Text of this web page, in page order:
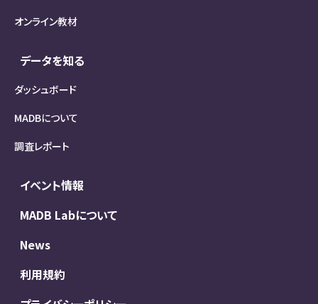
イベント情報
MADB Labについて
News
オンライン教材
データを知る
ダッシュボード
MADBについて
調査レポート
利用規約